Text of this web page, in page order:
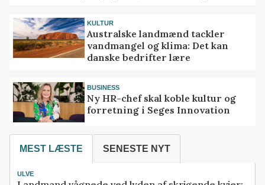
KULTUR
Australske landmænd tackler
vandmangel og klima: Det kan
danske bedrifter lære
BUSINESS
Ny HR-chef skal koble kultur og
forretning i Seges Innovation
MEST LÆSTE SENESTE NYT
ULVE